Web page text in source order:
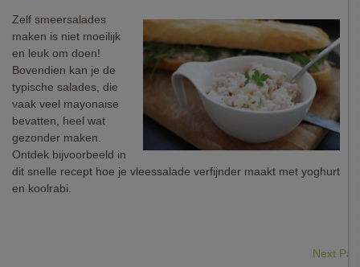
Zelf smeersalades
maken is niet moeilijk
en leuk om doen!
Bovendien kan je de
typische salades, die
vaak veel mayonaise
bevatten, heel wat
gezonder maken.
Ontdek bijvoorbeeld in
dit snelle recept hoe je vleessalade verfijnder maakt met yoghurt
en koolrabi.
Next